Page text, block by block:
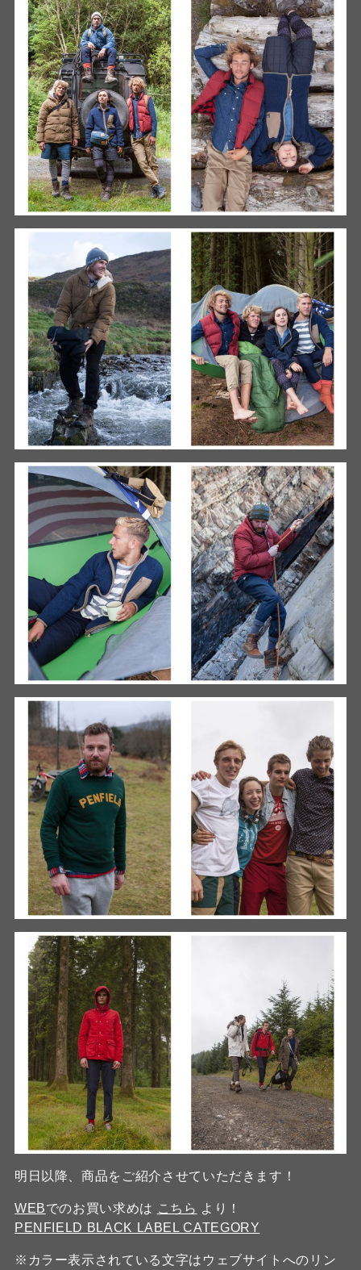
明日以降、商品をご紹介させていただきます！
WEBでのお買い求めは こちら より！
PENFIELD BLACK LABEL CATEGORY
※カラー表示されている文字はウェブサイトへのリン